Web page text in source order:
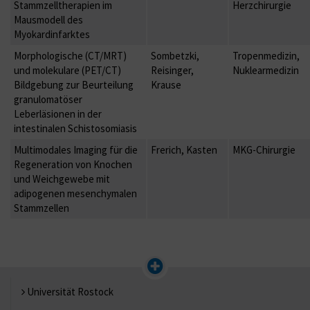
Stammzelltherapien im
Mausmodell des
Myokardinfarktes
Herzchirurgie
Morphologische (CT/MRT)
und molekulare (PET/CT)
Bildgebung zur Beurteilung
granulomatöser
Leberläsionen in der
intestinalen Schistosomiasis
Sombetzki,
Reisinger,
Krause
Tropenmedizin,
Nuklearmedizin
Multimodales Imaging für die
Regeneration von Knochen
und Weichgewebe mit
adipogenen mesenchymalen
Stammzellen
Frerich, Kasten MKG-Chirurgie
Universität Rostock